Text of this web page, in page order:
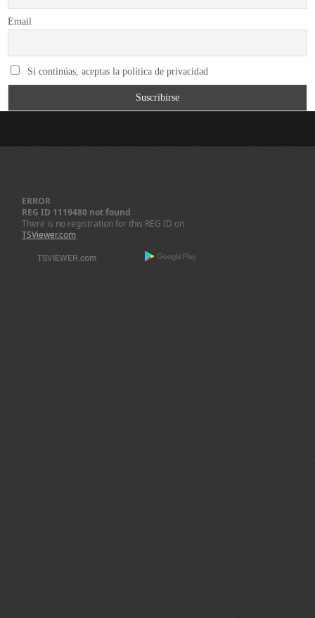
Email
Si continúas, aceptas la política de privacidad
ERROR
REG ID 1119480 not found
There is no registration for this REG ID on
TSViewer.com